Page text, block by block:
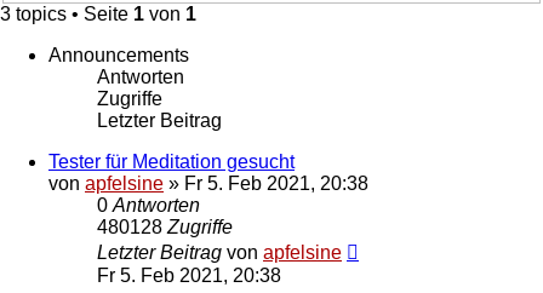
3 topics • Seite 1 von 1
Announcements
Antworten
Zugriffe
Letzter Beitrag
Tester für Meditation gesucht
von apfelsine » Fr 5. Feb 2021, 20:38
0Antworten
480128Zugriffe
Letzter Beitrag von apfelsine
Fr 5. Feb 2021, 20:38